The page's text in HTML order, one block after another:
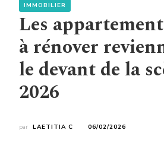
IMMOBILIER
Les
à rénover
le devant de la
2026
par LAETITIA C 06/02/2026